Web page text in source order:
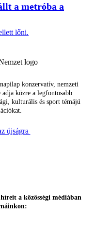
a metróba a
lőni.
konzervatív, nemzeti
közre a legfontosabb
kulturális és sport témájú
újságra
a közösségi médiában